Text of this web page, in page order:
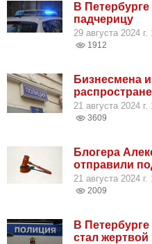
В
падчерицу
29 августа 2024 г.
1912
Бизнесмена
21 августа 2024 г.
3609
Блогера
отправили
21 августа 2024 г.
2009
В
стал